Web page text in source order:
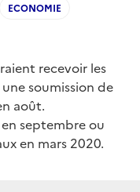
ECONOMIE
recevoir les
soumission de
août.
septembre ou
en mars 2020.